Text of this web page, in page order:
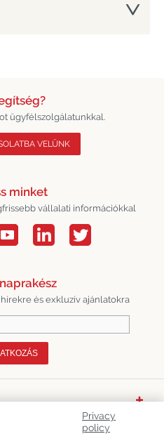
ügyfélszolgálatunkkal.
VELÜNK
minket
vállalati információkkal
és exkluzív ajánlatokra
Privacy
policy